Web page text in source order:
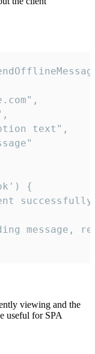
text",
{
message,
viewing and the
useful for SPA